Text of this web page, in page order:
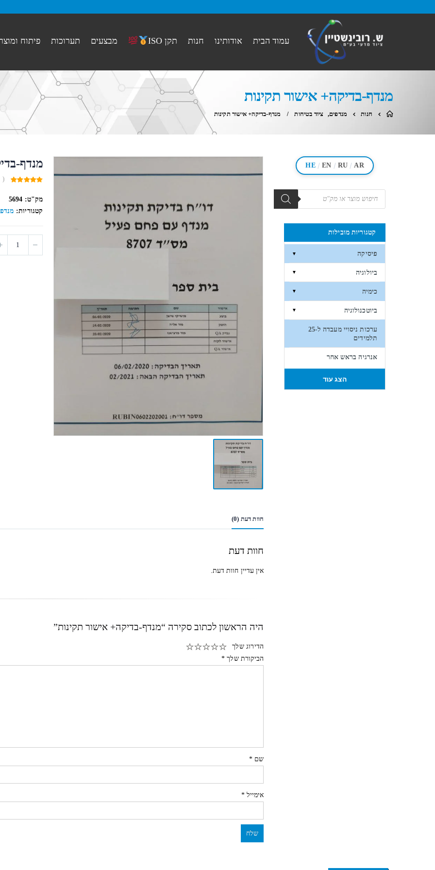
עמוד הבית אודותינו חנות תקן ISO מבצעים תערוכות פיתוח
מנדף-בדיקה+ אישור תקינות
חנות מנדפים, ציוד בטיחות מנדף-בדיקה+ אישור תקינות
מנדף-
out
of
5
(
מק"ט: 5694
קטגוריות:
חוות דעת (0)
חוות דעת
אין עדיין חוות דעת.
היה הראשון לכתוב סקירה “מנדף-בדיקה+ אישור תקינות”
הדירוג שלך
הביקורת שלך *
שם*
אימייל*
HE / EN / RU / AR
מוצרים
search
קטגוריות מובילות
פיסיקה ▼
ביולוגיה ▼
כימיה ▼
ביוטכנולוגיה ▼
ערכות ניסויי מעבדה ל-25
תלמידים
אנרגיה בראש אחר
הצג עוד